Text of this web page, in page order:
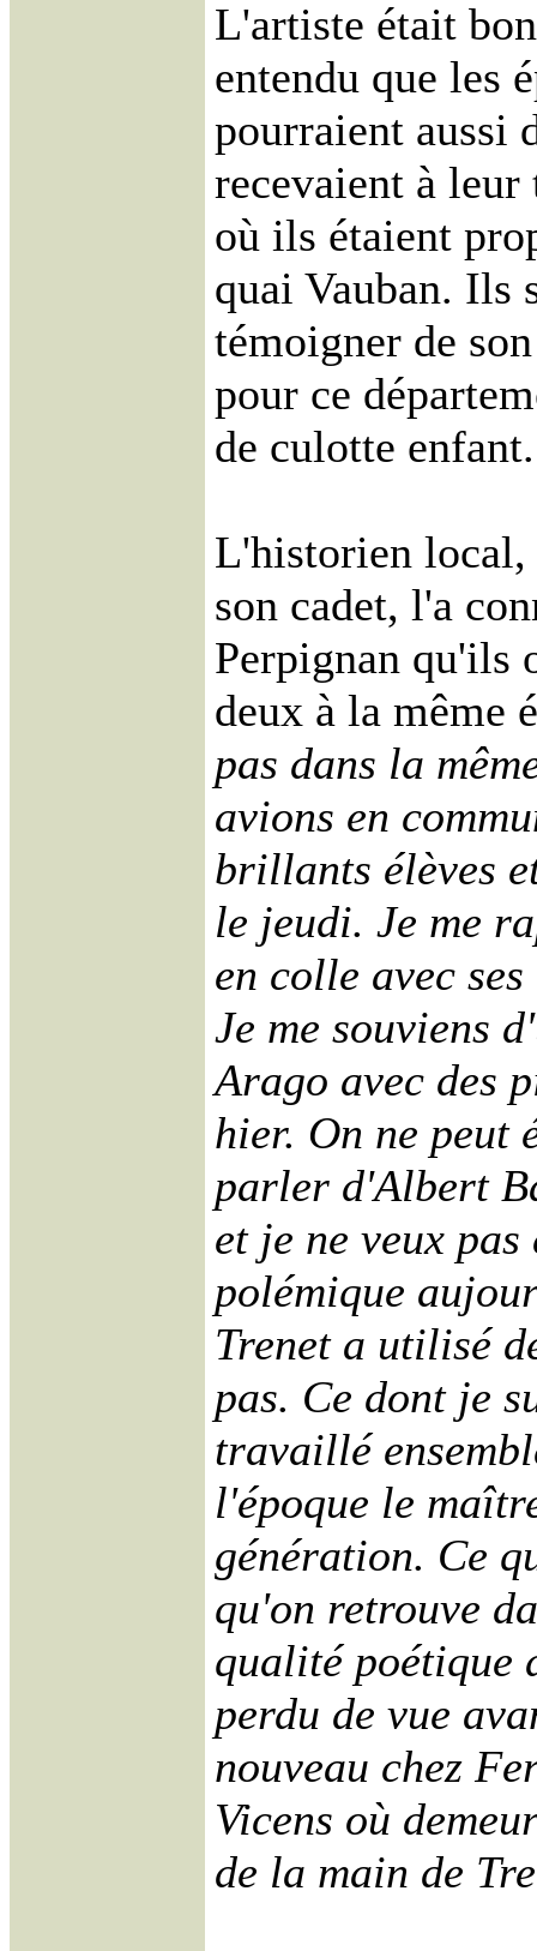
L'artiste était
entendu que les
pourraient aussi
recevaient à leur
où ils étaient
quai Vauban. Ils
témoigner de
pour ce
de culotte enfant.
L'historien local,
son cadet, l'a
Perpignan qu'ils
deux à la même
pas dans la
avions en
brillants élèves
le jeudi. Je me
en colle avec
Je me souviens
Arago avec des
hier. On ne peut
parler d'Albert
et je ne veux
polémique
Trenet a utilisé
pas. Ce dont je
travaillé
l'époque le
génération. Ce
qu'on retrouve
qualité poétique
perdu de vue
nouveau chez
Vicens où
de la main de